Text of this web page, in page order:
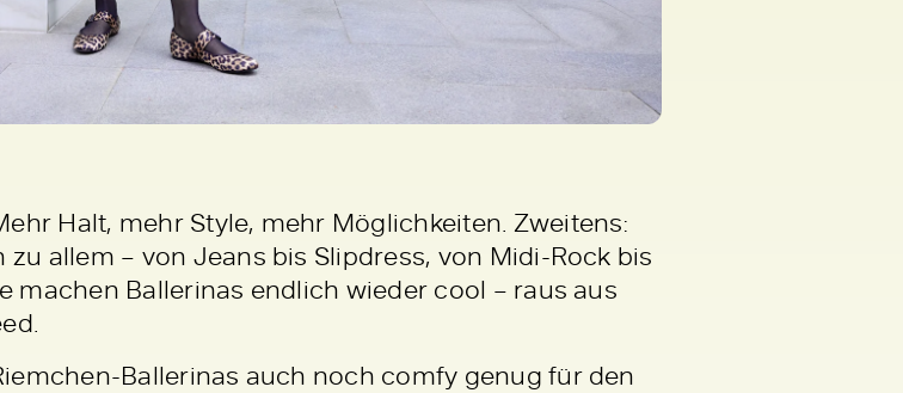
Halt, mehr Style, mehr Möglichkeiten. Zweitens:
allem – von Jeans bis Slipdress, von Midi-Rock bis
machen Ballerinas endlich wieder cool – raus aus
Ballerinas auch noch comfy genug für den